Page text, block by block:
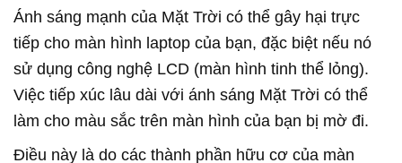
Ánh sáng mạnh của Mặt Trời có thể gây hại trực
tiếp cho màn hình laptop của bạn, đặc biệt nếu nó
sử dụng công nghệ LCD (màn hình tinh thể lỏng).
Việc tiếp xúc lâu dài với ánh sáng Mặt Trời có thể
làm cho màu sắc trên màn hình của bạn bị mờ đi.
Điều này là do các thành phần hữu cơ của màn